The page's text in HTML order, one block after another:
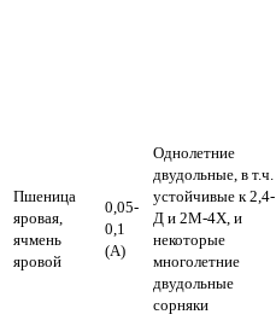
Пшеница
яровая,
ячмень
яровой
0,05-
0,1
(А)
Однолетние
двудольные, в т.ч.
устойчивые к 2,4-
Д и 2М-4Х, и
некоторые
многолетние
двудольные
сорняки